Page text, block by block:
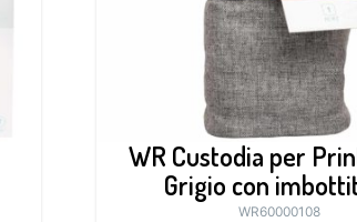
WR Custodia per
Grigio con
WR60000108